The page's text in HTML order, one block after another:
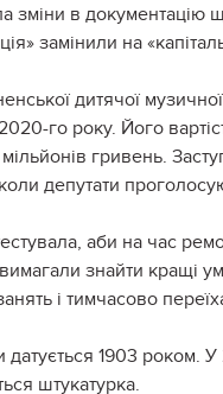
зміни в документацію
замінили на
дитячої
го року. Його
гривень.
депутати
аби на час
вимагали знайти кращі
і тимчасово
1903 роком. У
штукатурка.